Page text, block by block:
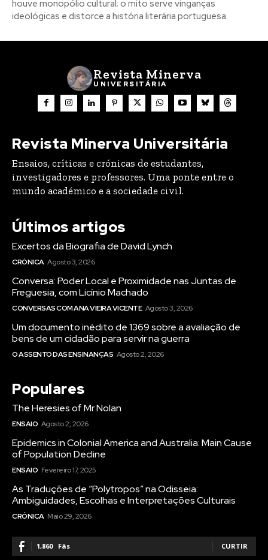
houve monopólio cultural; o mito serve vinganças
ideológicas e distorce a história literária portuguesa.
Revista Minerva
UNIVERSITÁRIA
Revista Minerva Universitária
Ensaios, críticas e crónicas de estudantes,
investigadores e professores. Uma ponte entre o
mundo académico e a sociedade civil.
Últimos artigos
Excertos da Biografia de David Lynch
CRÓNICA Agosto 3, 2026
Conversa: Poder Local e Proximidade nas Juntas de
Freguesia, com Licínio Machado
CONVERSAS COM ANA VIEIRA VICENTE Agosto 3, 2026
Um documento inédito de 1369 sobre a avaliação de
bens de um cidadão para servir na guerra
O ASSENTO DAS ENSINANÇAS Agosto 2, 2026
Populares
The Heresies of Mr Nolan
ENSAIO Agosto 2, 2026
Epidemics in Colonial America and Australia: Main Cause
of Population Decline
ENSAIO Fevereiro 17, 2025
As Traduções de “Polytropos” na Odisseia:
Ambiguidades, Escolhas e Interpretações Culturais
CRÓNICA Maio 29, 2026
1,860 Fãs CURTIR